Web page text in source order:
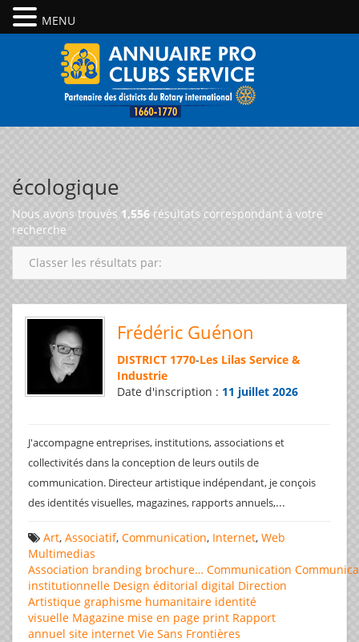
écologique
Nous avons trouvés 1,556 résultats correspondant à votre
recherche
Classer les résultats par:
Frédéric Guénon
DISTRICT 1770-Les Lilas Service &
Industrie
Date d'inscription : 11 juillet 2026
J'accompagne entreprises, institutions, associations et
collectivités dans la conception de leurs outils de
communication. Directeur artistique indépendant, je conçois
des identités visuelles, magazines, rapports annuels,...
Art, Associatif, Communication, Internet, Web
Multimedias
Association branding brochure… Communication
institutionnelle Design éditorial digital Direction
Artistique graphisme humanitaire identité
visuelle Magazine mise en page print Rapport
annuel site internet Vie Sans Frontières
MENU